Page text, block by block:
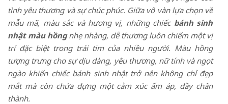
tình yêu thương và sự chúc phúc. Giữa vô vàn lựa chọn về
mẫu mã, màu sắc và hương vị, những chiếcbánh sinh
nhật màu hồngnhẹ nhàng, dễ thương luôn chiếm một vị
trí đặc biệt trong trái tim của nhiều người. Màu hồng
tượng trưng cho sự dịu dàng, yêu thương, nữ tính và ngọt
ngào khiến chiếc bánh sinh nhật trở nên không chỉ đẹp
mắt mà còn chứa đựng một cảm xúc ấm áp, đầy chân
thành.